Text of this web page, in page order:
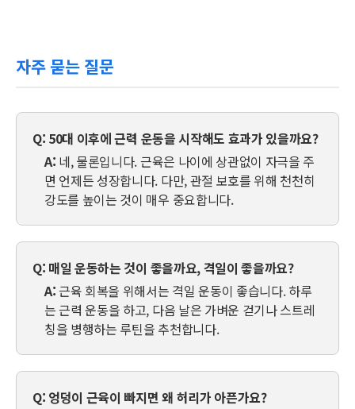
자주 묻는 질문
Q: 50대 이후에 근력 운동을 시작해도 효과가 있을까요?
A: 네, 물론입니다. 근육은 나이에 상관없이 자극을 주
면 언제든 성장합니다. 다만, 관절 보호를 위해 천천히
강도를 높이는 것이 매우 중요합니다.
Q: 매일 운동하는 것이 좋을까요, 격일이 좋을까요?
A:근육 회복을 위해서는 격일 운동이 좋습니다. 하루
는 근력 운동을 하고, 다음 날은 가벼운 걷기나 스트레
칭을 병행하는 루틴을 추천합니다.
Q: 엉덩이 근육이 빠지면 왜 허리가 아픈가요?